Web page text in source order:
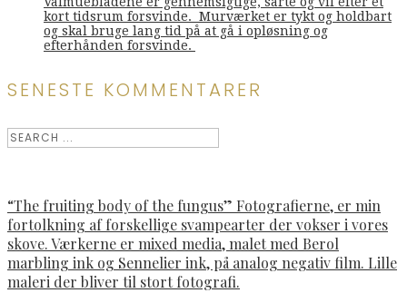
kort tidsrum forsvinde. Murværket er tykt og holdbart
og skal bruge lang tid på at gå i opløsning og
efterhånden forsvinde.
SENESTE KOMMENTARER
“The fruiting body of the fungus” Fotografierne, er min
fortolkning af forskellige svampearter der vokser i vores
skove. Værkerne er mixed media, malet med Berol
marbling ink og Sennelier ink, på analog negativ film. Lille
maleri der bliver til stort fotografi.